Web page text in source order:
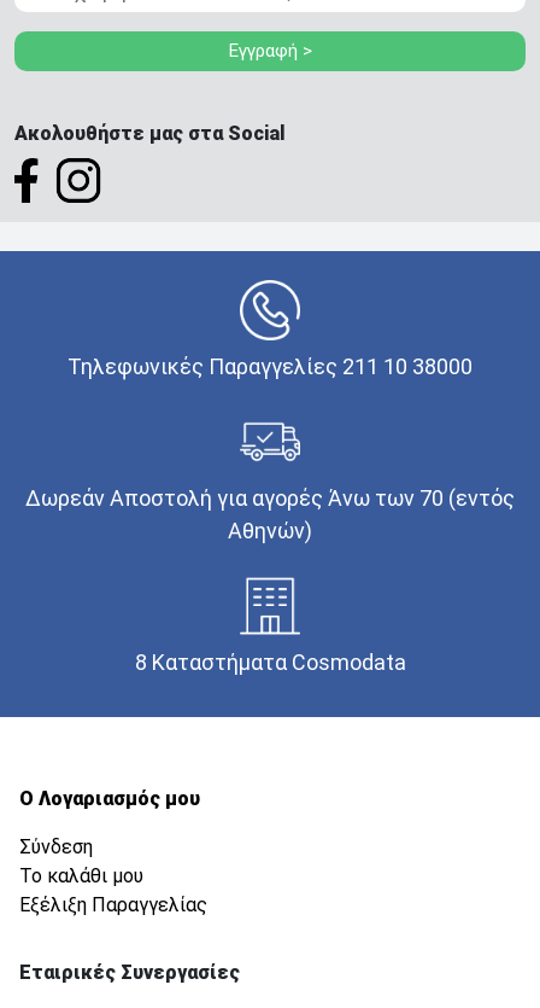
Εγγραφή >
Ακολουθήστε μας στα Social
Τηλεφωνικές Παραγγελίες 211 10 38000
Δωρεάν Αποστολή για αγορές Άνω των 70 (εντός
Αθηνών)
8 Καταστήματα Cosmodata
Ο Λογαριασμός μου
Σύνδεση
Το καλάθι μου
Εξέλιξη Παραγγελίας
Εταιρικές Συνεργασίες